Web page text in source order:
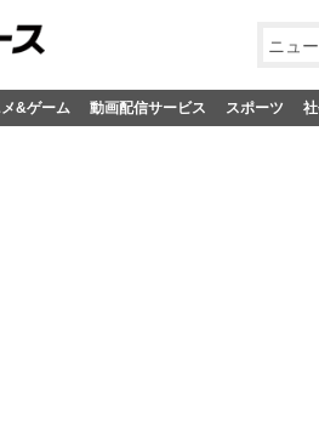
ニュ
&ゲーム 動画配信サービス スポーツ